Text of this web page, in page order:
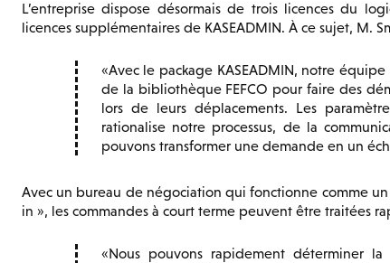
L’entreprise dispose désormais de trois licences du
licences supplémentaires de KASEADMIN. À ce sujet, M.
Avec le package KASEADMIN, notre
de la bibliothèque FEFCO pour faire des
lors de leurs déplacements. Les
rationalise notre processus, de la
pouvons transformer une demande en un
Avec un bureau de négociation qui fonctionne comme
in », les commandes à court terme peuvent être traitées
Nous pouvons rapidement déterminer